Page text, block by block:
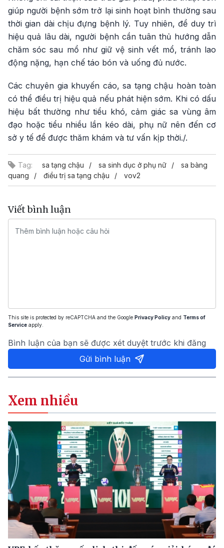
giúp người bệnh sớm trở lại sinh hoạt bình thường sau
thời gian dài chịu đựng bệnh lý. Tuy nhiên, để duy trì
hiệu quả lâu dài, người bệnh cần tuân thủ hướng dẫn
chăm sóc sau mổ như giữ vệ sinh vết mổ, tránh lao
động nặng, hạn chế táo bón và uống đủ nước.
Các chuyên gia khuyến cáo, sa tạng chậu hoàn toàn
có thể điều trị hiệu quả nếu phát hiện sớm. Khi có dấu
hiệu bất thường như tiểu khó, cảm giác sa vùng âm
đạo hoặc tiểu nhiều lần kéo dài, phụ nữ nên đến cơ
sở y tế để được thăm khám và tư vấn kịp thời./.
Tag: sa tạng chậu sa sinh dục ở phụ nữ
sa bàng
quang
điều trị sa tạng chậu vov2
Viết bình luận
This site is protected by reCAPTCHA and the Google Privacy Policy and Terms of
Service apply.
Bình luận của bạn sẽ được xét duyệt trước khi đăng
Gửi bình luận
Xem nhiều